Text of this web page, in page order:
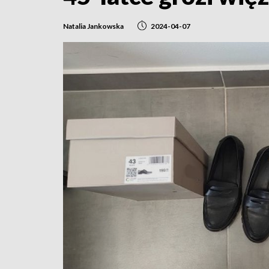
Natalia Jankowska 2024-04-07